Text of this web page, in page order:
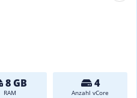
8 GB
RAM
4
Anzahl vCore